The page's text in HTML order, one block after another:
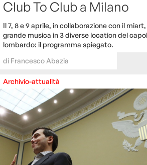
Club To Club a Milano
Il 7, 8 e 9 aprile, in collaborazione con il miart,
grande musica in 3 diverse location del
lombardo: il programma spiegato.
di Francesco Abazia
Archivio-attualità